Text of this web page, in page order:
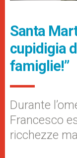
Santa
cupidigia
famiglie!”
Durante
Francesco
ricchezze